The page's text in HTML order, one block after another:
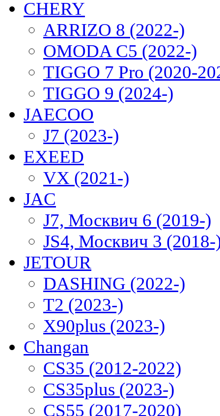
CHERY
ARRIZO 8 (2022-)
OMODA C5 (2022-)
TIGGO 7 Pro (2020-
TIGGO 9 (2024-)
JAECOO
J7 (2023-)
EXEED
VX (2021-)
JAC
J7, Москвич 6 (2019-)
JS4, Москвич 3 (2018-
JETOUR
DASHING (2022-)
T2 (2023-)
X90plus (2023-)
Changan
CS35 (2012-2022)
CS35plus (2023-)
CS55 (2017-2020)